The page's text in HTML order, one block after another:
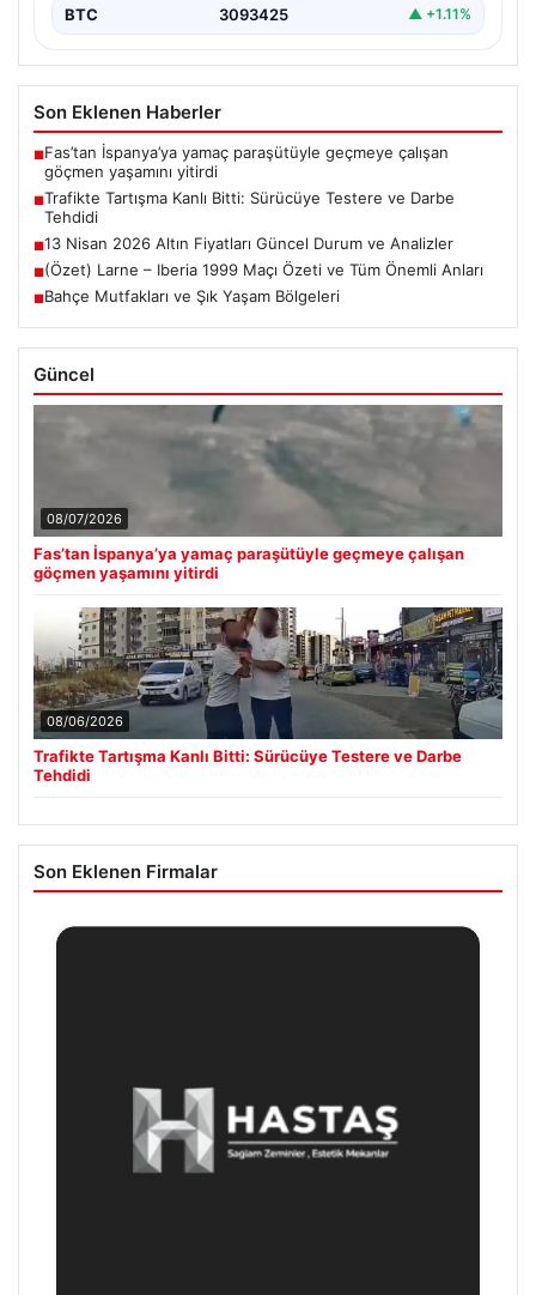
BTC 3093425 ▲ +1.11%
Son Eklenen Haberler
■Fas’tan İspanya’ya yamaç paraşütüyle geçmeye çalışan
göçmen yaşamını yitirdi
■Trafikte Tartışma Kanlı Bitti: Sürücüye Testere ve Darbe
Tehdidi
■13 Nisan 2026 Altın Fiyatları Güncel Durum ve Analizler
■(Özet) Larne – Iberia 1999 Maçı Özeti ve Tüm Önemli Anları
■Bahçe Mutfakları ve Şık Yaşam Bölgeleri
Güncel
08/07/2026
Fas’tan İspanya’ya yamaç paraşütüyle geçmeye çalışan
göçmen yaşamını yitirdi
08/06/2026
Trafikte Tartışma Kanlı Bitti: Sürücüye Testere ve Darbe
Tehdidi
Son Eklenen Firmalar